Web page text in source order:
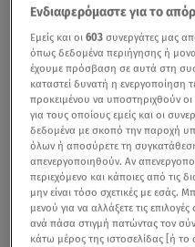
Σήμερα, η Volvo Car Hellas
μία μοναδική εκδήλωση
Asteria της Γλυφάδας.
Ενδιαφερόμαστε για το
Εμείς και οι603 συνεργάτες μας
όπως δεδομένα περιήγησης ή
έχουμε πρόσβαση σε αυτά στη
καταστεί δυνατή η ενεργοποίηση
προκειμένου να υποστηριχθούν
για τους οποίους εμείς και οι
δεδομένα με σκοπό την παροχή
όλων ή αποσύρετε τη
απενεργοποιηθούν. Αν
περιεχόμενο και κάποιες από τις
μην είναι τόσο σχετικές με εσάς.
μενού για να αλλάξετε τις
ανά πάσα στιγμή πατώντας τον
κάτω μέρος της ιστοσελίδας [ή το